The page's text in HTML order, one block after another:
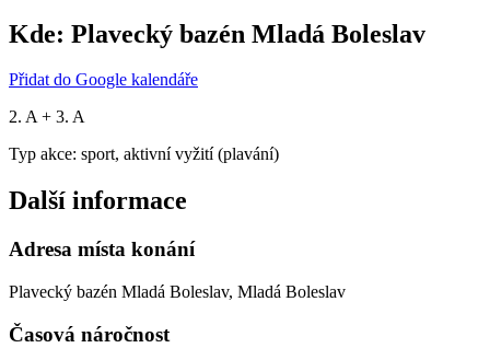
Kde: Plavecký bazén Mladá Boleslav
Přidat do Google kalendáře
2. A + 3. A
Typ akce: sport, aktivní vyžití (plavání)
Další informace
Adresa místa konání
Plavecký bazén Mladá Boleslav, Mladá Boleslav
Časová náročnost